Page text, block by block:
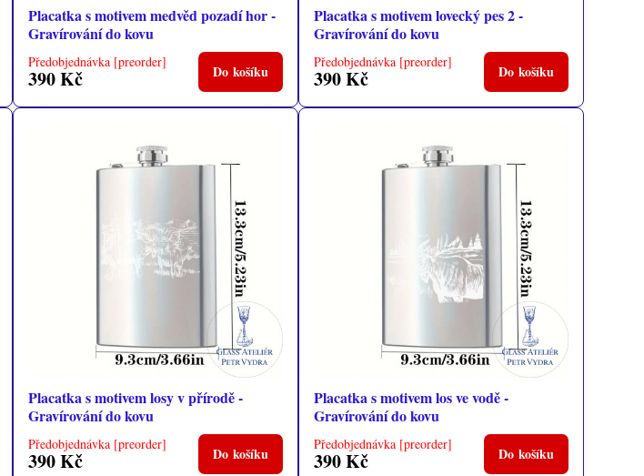
Placatka s motivem medvěd pozadí hor -
Gravírování do kovu
Předobjednávka [preorder]
390 Kč Do košíku
Placatka s motivem lovecký pes 2 -
Gravírování do kovu
Předobjednávka [preorder]
390 Kč Do košíku
Placatka s motivem losy v přírodě -
Gravírování do kovu
Předobjednávka [preorder]
390 Kč Do košíku
Placatka s motivem los ve vodě -
Gravírování do kovu
Předobjednávka [preorder]
390 Kč Do košíku